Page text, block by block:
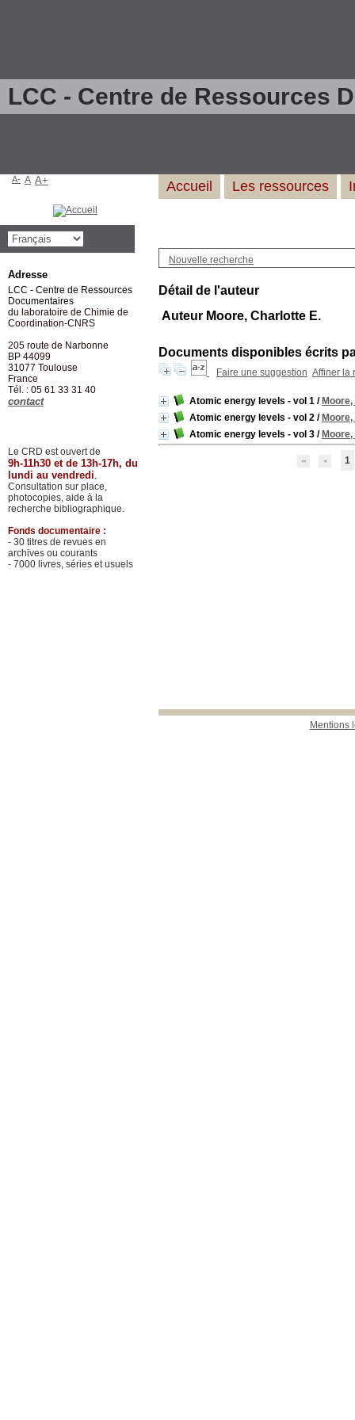
LCC - Centre de Ressources
Nouvelle recherche
Détail de l'auteur
Auteur Moore, Charlotte E.
Documents disponibles écrits
Faire une suggestion Affiner la
Atomic energy levels - vol 1 /
Atomic energy levels - vol 2 /
Atomic energy levels - vol 3 /
1
Mentions
Accueil Les ressources
A- A A+
Adresse
LCC - Centre de Ressources
Documentaires
du laboratoire de Chimie de
Coordination-CNRS
205 route de Narbonne
BP 44099
31077 Toulouse
France
Tél. : 05 61 33 31 40
contact
Le CRD est ouvert de
9h-11h30 et de 13h-17h, du
lundi au vendredi.
Consultation sur place,
photocopies, aide à la
recherche bibliographique.
Fonds documentaire :
- 30 titres de revues en
archives ou courants
- 7000 livres, séries et usuels